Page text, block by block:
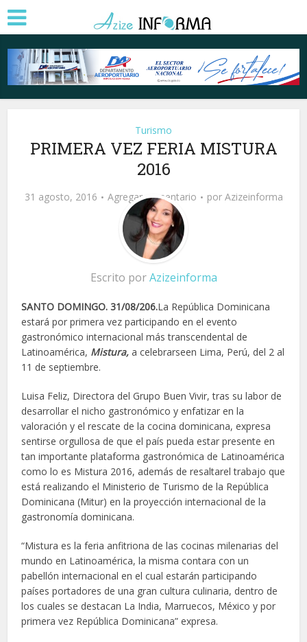
Turismo
PRIMERA VEZ FERIA MISTURA
2016
31 agosto, 2016 Agregar comentario por Azizeinforma
Escrito porAzizeinforma
SANTO DOMINGO. 31/08/206.La República Dominicana
estará por primera vez participando en el evento
gastronómico internacional más transcendental de
Latinoamérica, Mistura,a celebrarseen Lima, Perú, del 2 al
11 de septiembre.
Luisa Feliz, Directora del Grupo Buen Vivir, tras su labor de
desarrollar el nicho gastronómico y enfatizar en la
valoración y el rescate de la cocina dominicana, expresa
sentirse orgullosa de que el país pueda estar presente en
tan importante plataforma gastronómica de Latinoamérica
como lo es Mistura 2016, además de resaltarel trabajo que
está realizando el Ministerio de Turismo de la República
Dominicana (Mitur) en la proyección internacional de la
gastronomía dominicana.
“Mistura es la feria anfitriona de las cocinas milenarias del
mundo en Latinoamérica, la misma contara con un
pabellón internacional en el cual estarán participando
países portadores de una gran cultura culinaria, dentro de
los cuales se destacan La India, Marruecos, México y por
primera vez República Dominicana” expresa.